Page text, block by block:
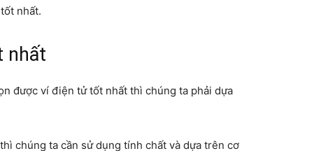
nhất.
nhất
được ví điện tử tốt nhất thì chúng ta phải dựa
chúng ta cần sử dụng tính chất và dựa trên cơ